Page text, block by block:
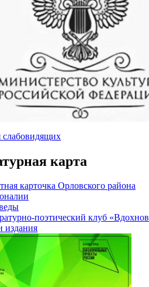
слабовидящих
карта
карточка Орловского района
поэтический клуб
издания